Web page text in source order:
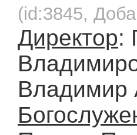
(id:3845,
Директор:
Владимир